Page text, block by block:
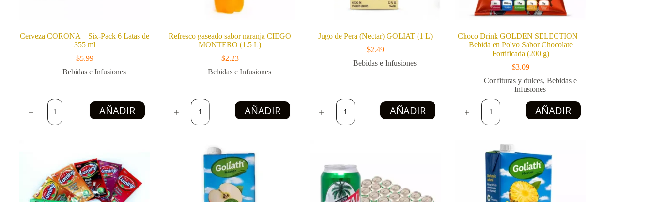
Cerveza CORONA – Six-Pack 6 Latas de
355 ml
$5.99
Bebidas e Infusiones
Cerveza
CORONA
–
Six-
ml
cantidad
AÑADIR
Refresco gaseado sabor naranja CIEGO
MONTERO (1.5 L)
$2.23
Bebidas e Infusiones
Refresco
gaseado
sabor
naranja
cantidad
AÑADIR
Jugo de Pera (Nectar) GOLIAT (1 L)
$2.49
Bebidas e Infusiones
Jugo
Pera
(Nectar)
AÑADIR
Choco Drink GOLDEN SELECTION –
Bebida en Polvo Sabor Chocolate
Fortificada (200 g)
$3.09
Confituras y dulces, Bebidas e
Infusiones
Choco
Drink
GOLDEN
SELECTION
Bebida
en
Polvo
Sabor
Chocolate
Fortificada
(200
g)
AÑADIR